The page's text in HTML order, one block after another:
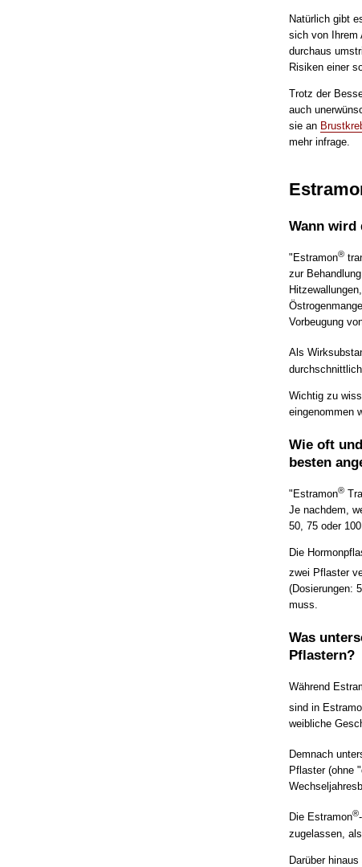
Natürlich gibt
sich von Ihrem
durchaus
Risiken einer
Trotz der
auch
sie an
mehr infrage.
Wann wird
"Estramon®
zur
Vorbeugung
Als
Wichtig zu
eingenommen
Wie oft
besten
"Estramon®
Je nachdem,
50, 75 oder
Die
zwei Pflaster
(Dosierungen:
muss.
Was
Pflastern?
Während
sind in
weibliche
Demnach
Pflaster (ohne
Die Estramon®
zugelassen,
Darüber